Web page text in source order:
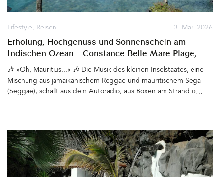
3. Mär. 2026
Lifestyle, Reisen
Erholung, Hochgenuss und Sonnenschein am
Indischen Ozean – Constance Belle Mare Plage,
Mauritius
🎶 »Oh, Mauritius...« 🎶 Die Musik des kleinen Inselstaates, eine
Mischung aus jamaikanischem Reggae und mauritischem Sega
(Seggae), schallt aus dem Autoradio, aus Boxen am Strand oder
transportieren die Beats und Texte eine Stimmung, die überall auf
Mauritius zu spüren ist. Hier leben Menschen vieler
unterschiedlicher Kulturen friedvoll miteinander. Sie sind
freundlich, hilfsbereit, entspannt. Ein Kellner, mit dem wir uns